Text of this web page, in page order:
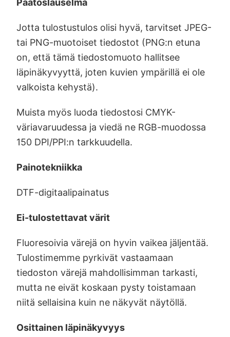
Päätöslauselma
Jotta tulostustulos olisi hyvä, tarvitset JPEG-
tai PNG-muotoiset tiedostot (PNG:n etuna
on, että tämä tiedostomuoto hallitsee
läpinäkyvyyttä, joten kuvien ympärillä ei ole
valkoista kehystä).
Muista myös luoda tiedostosi CMYK-
väriavaruudessa ja viedä ne RGB-muodossa
150 DPI/PPI:n tarkkuudella.
Painotekniikka
DTF-digitaalipainatus
Ei-tulostettavat värit
Fluoresoivia värejä on hyvin vaikea jäljentää.
Tulostimemme pyrkivät vastaamaan
tiedoston värejä mahdollisimman tarkasti,
mutta ne eivät koskaan pysty toistamaan
niitä sellaisina kuin ne näkyvät näytöllä.
Osittainen läpinäkyvyys